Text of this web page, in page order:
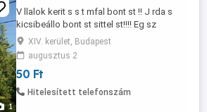
1
V llalok kerit s s t mfal bont st !! J rda s
kicsibeállo bont st sittel st!!!! Eg sz
Budapest területén!!
XIV. kerület, Budapest
augusztus 2
50 Ft
Hitelesített telefonszám